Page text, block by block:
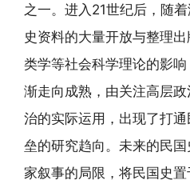
之一。进入21世纪后，随
史资料的大量开放与整理
类学等社会科学理论的影
渐走向成熟，由关注高层
治的实际运用，出现了打
垒的研究趋向。未来的民
家叙事的局限，将民国史